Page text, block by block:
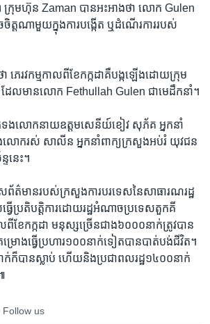
រុមហ៊ុន​ Zaman ​បាន​អះអាង​ថា ​លោក​ Gulen
ត្ត​ណាមួយ​ក្នុង​ការ​បង្កើត ​ឬ​ដំណើរ​ការ​របស់​
េរវកម្ម​កាល​ពី​ខែ​កក្កដា​គឺ​បង្ក​ឡើង​ដោយ​ក្រុម​
ដែល​មាន​លោក​ Fethullah Gulen ​ជា​មេដឹក​នាំ។​
ទង​លោក​នាយ​ឧត្តមសេនីយ៍​ខៀវ​ សុភ័គ​ អ្នក​នាំ
លោក​រស់ សាលីន ​អ្នក​នាំ​ពាក្យ​ក្រសួង​អប់រំ​ យុវជន​
នេះ។​
ព័ត៌មាន​របស់​ក្រសួង​ការ​បរទេស​នៃ​សាធារណរដ្ឋ​
ើ​ប្រតិបតិ្តការ​ដោយ​រដ្ឋ​អំណាច​ប្រទេស​តួកគី​
ពី​ខែ​កក្កដា​ មនុស្ស​ច្រើន​ជាង​៦០០០​នាក់​ត្រូវ​បាន​
រោង​ធ្វើ​ប្រហារ​១០០​នាក់​ទៀត​បាន​បាត់បង់​ជីវិត។
ក់​ក៏​បាន​ស្លាប់​ ហើយ​និង​ប្រជា​ពលរដ្ឋ​១៤០០​នាក់​
Follow us